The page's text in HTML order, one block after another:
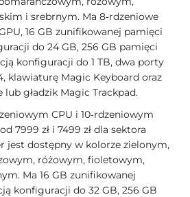
i srebrnym. Ma 8‑rdzeniowe
16 GB zunifikowanej pamięci
do 24 GB, 256 GB pamięci
konfiguracji do 1 TB, dwa porty
klawiaturę Magic Keyboard oraz
gładzik Magic Trackpad.
CPU i 10‑rdzeniowym
7999 zł i 7499 zł dla sektora
jest dostępny w kolorze zielonym,
różowym, fioletowym,
Ma 16 GB zunifikowanej
konfiguracji do 32 GB, 256 GB